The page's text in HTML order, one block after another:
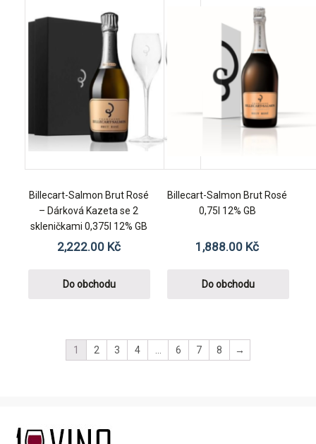
Billecart-Salmon Brut Rosé
– Dárková Kazeta se 2
skleničkami 0,375l 12% GB
2,222.00 Kč
Do obchodu
Billecart-Salmon Brut Rosé
0,75l 12% GB
1,888.00 Kč
Do obchodu
1 2 3 4 6 7 8 →